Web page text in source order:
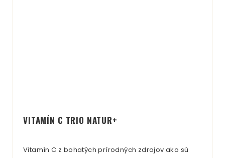
VITAMÍN C TRIO NATUR+
Vitamín C z bohatých prírodných zdrojov ako sú